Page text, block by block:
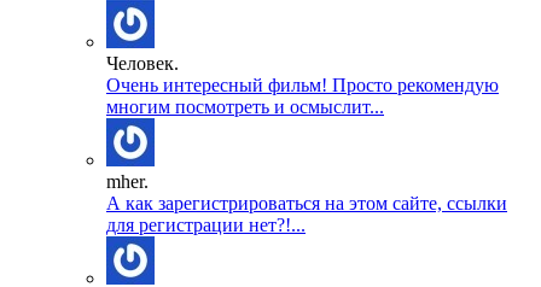
Человек.
Очень интересный фильм! Просто рекомендую
многим посмотреть и осмыслит...
mher.
А как зарегистрироваться на этом сайте, ссылки
для регистрации нет?!...